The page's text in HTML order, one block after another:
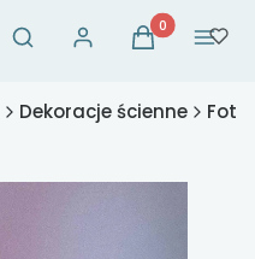
Otwórz wyszukiwarkę
Szukaj Zaloguj sięProdukty w
Koszyk Menu
Dekoracje ścienne